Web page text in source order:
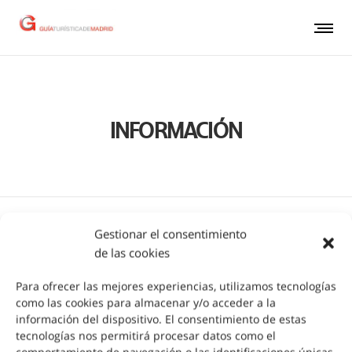
Gestionar el consentimiento
de las cookies
Para ofrecer las mejores experiencias, utilizamos tecnologías
como las cookies para almacenar y/o acceder a la
información del dispositivo. El consentimiento de estas
tecnologías nos permitirá procesar datos como el
INFORMACIÓN